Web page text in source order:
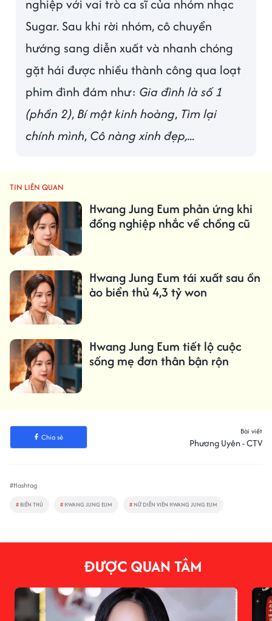
nghiệp với vai trò ca sĩ của nhóm nhạc
Sugar. Sau khi rời nhóm, cô chuyển
hướng sang diễn xuất và nhanh chóng
gặt hái được nhiều thành công qua loạt
phim đình đám như: Gia đình là số 1
(phần 2), Bí mật kinh hoàng, Tìm lại
chính mình, Cô nàng xinh đẹp,...
TIN LIÊN QUAN
Hwang Jung Eum phản ứng khi
đồng nghiệp nhắc về chồng cũ
Hwang Jung Eum tái xuất sau ồn
ào biển thủ 4,3 tỷ won
Hwang Jung Eum tiết lộ cuộc
sống mẹ đơn thân bận rộn
Chia sẻ
Bài viết
Phương Uyên - CTV
#Hashtag
# BIỂN THỦ # HWANG JUNG EUM # NỮ DIỄN VIÊN HWANG JUNG EUM
ĐƯỢC QUAN TÂM